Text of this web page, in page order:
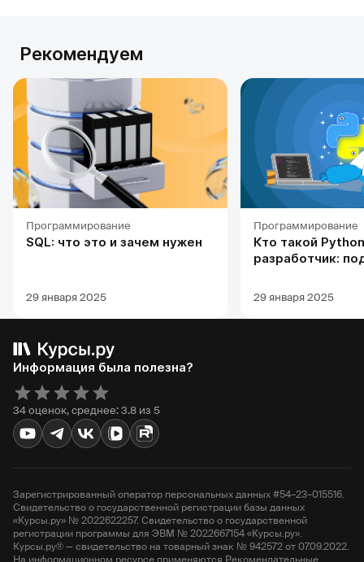
Рекомендуем
Программирование
SQL: что это и зачем нужен
29 января 2025
Программирование
Кто такой
разработчик:
карьерных
29 января 2025
Информация была полезна?
34 оценок, среднее: 3.8 из 5
Зарегистрированный оператор персональных данных #54–23–015516.
Свидетельство о государственной регистрации базы данных
«Курсы.ру» № 2022622257. Свидетельство о государственной
регистрации программы для ЭВМ № 2022667154 «Курсы.ру».
Курсы.ру® — свидетельство на товарный знак № 942572 от 07.09.2022.